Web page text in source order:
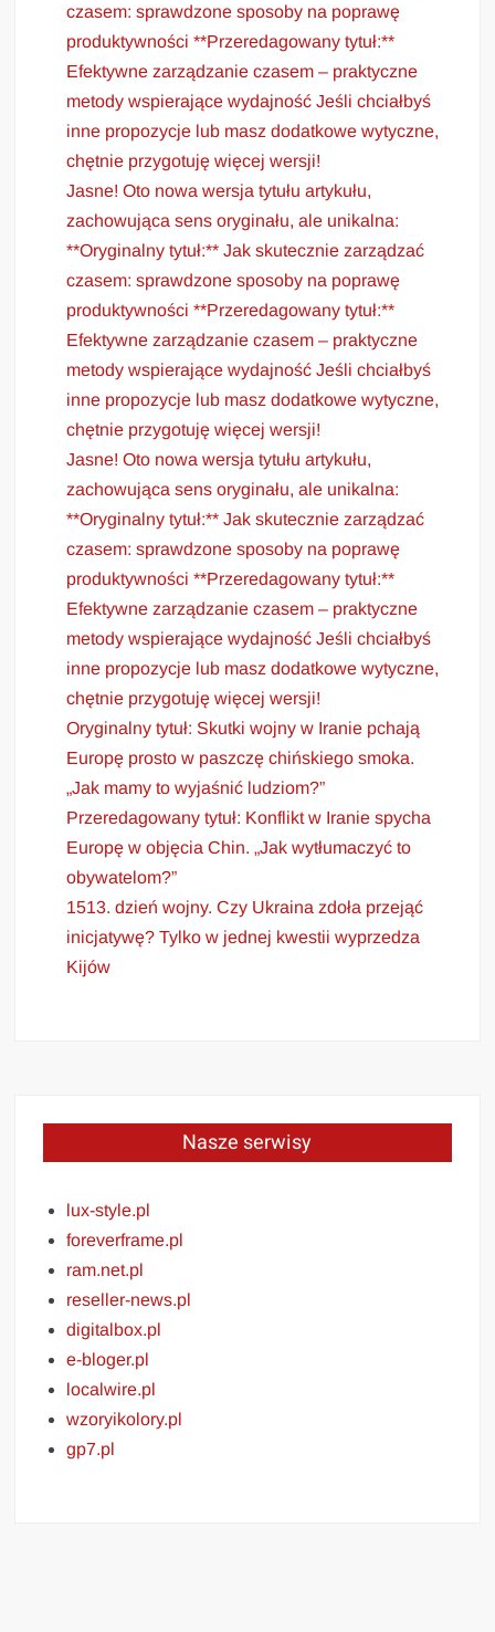
czasem: sprawdzone sposoby na poprawę
produktywności **Przeredagowany tytuł:**
Efektywne zarządzanie czasem – praktyczne
metody wspierające wydajność Jeśli chciałbyś
inne propozycje lub masz dodatkowe wytyczne,
chętnie przygotuję więcej wersji!
Jasne! Oto nowa wersja tytułu artykułu,
zachowująca sens oryginału, ale unikalna:
**Oryginalny tytuł:** Jak skutecznie zarządzać
czasem: sprawdzone sposoby na poprawę
produktywności **Przeredagowany tytuł:**
Efektywne zarządzanie czasem – praktyczne
metody wspierające wydajność Jeśli chciałbyś
inne propozycje lub masz dodatkowe wytyczne,
chętnie przygotuję więcej wersji!
Jasne! Oto nowa wersja tytułu artykułu,
zachowująca sens oryginału, ale unikalna:
**Oryginalny tytuł:** Jak skutecznie zarządzać
czasem: sprawdzone sposoby na poprawę
produktywności **Przeredagowany tytuł:**
Efektywne zarządzanie czasem – praktyczne
metody wspierające wydajność Jeśli chciałbyś
inne propozycje lub masz dodatkowe wytyczne,
chętnie przygotuję więcej wersji!
Oryginalny tytuł: Skutki wojny w Iranie pchają
Europę prosto w paszczę chińskiego smoka.
„Jak mamy to wyjaśnić ludziom?”
Przeredagowany tytuł: Konflikt w Iranie spycha
Europę w objęcia Chin. „Jak wytłumaczyć to
obywatelom?”
1513. dzień wojny. Czy Ukraina zdoła przejąć
inicjatywę? Tylko w jednej kwestii wyprzedza
Kijów
Nasze serwisy
lux-style.pl
foreverframe.pl
ram.net.pl
reseller-news.pl
digitalbox.pl
e-bloger.pl
localwire.pl
wzoryikolory.pl
gp7.pl